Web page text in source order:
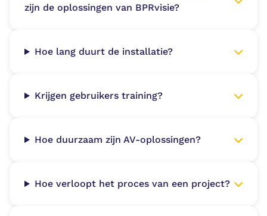
zijn de oplossingen van BPRvisie?
Hoe lang duurt de installatie?
Krijgen gebruikers training?
Hoe duurzaam zijn AV-oplossingen?
Hoe verloopt het proces van een project?